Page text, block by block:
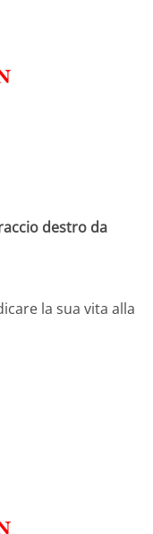
destro da
la sua vita alla